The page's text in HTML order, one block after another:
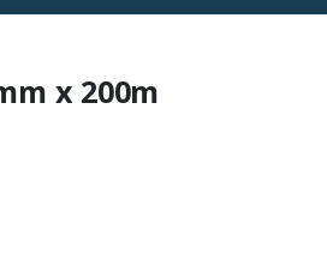
x 200m